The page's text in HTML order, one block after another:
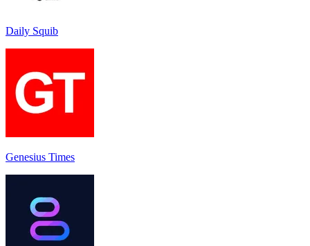
Daily Squib
Genesius Times